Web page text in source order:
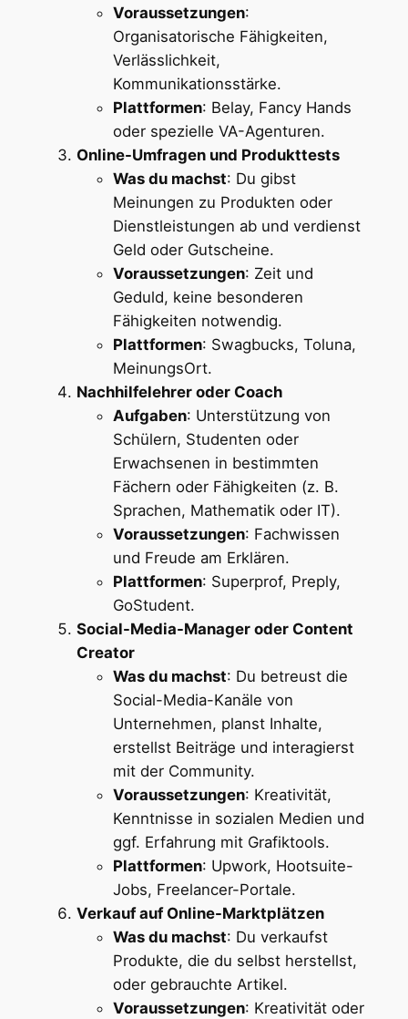
Voraussetzungen:
Organisatorische Fähigkeiten,
Verlässlichkeit,
Kommunikationsstärke.
Plattformen: Belay, Fancy Hands
oder spezielle VA-Agenturen.
Online-Umfragen und Produkttests
Was du machst: Du gibst
Meinungen zu Produkten oder
Dienstleistungen ab und verdienst
Geld oder Gutscheine.
Voraussetzungen: Zeit und
Geduld, keine besonderen
Fähigkeiten notwendig.
Plattformen: Swagbucks, Toluna,
MeinungsOrt.
Nachhilfelehrer oder Coach
Aufgaben: Unterstützung von
Schülern, Studenten oder
Erwachsenen in bestimmten
Fächern oder Fähigkeiten (z. B.
Sprachen, Mathematik oder IT).
Voraussetzungen: Fachwissen
und Freude am Erklären.
Plattformen: Superprof, Preply,
GoStudent.
Social-Media-Manager oder Content
Creator
Was du machst: Du betreust die
Social-Media-Kanäle von
Unternehmen, planst Inhalte,
erstellst Beiträge und interagierst
mit der Community.
Voraussetzungen: Kreativität,
Kenntnisse in sozialen Medien und
ggf. Erfahrung mit Grafiktools.
Plattformen: Upwork, Hootsuite-
Jobs, Freelancer-Portale.
Verkauf auf Online-Marktplätzen
Was du machst: Du verkaufst
Produkte, die du selbst herstellst,
oder gebrauchte Artikel.
Voraussetzungen: Kreativität oder